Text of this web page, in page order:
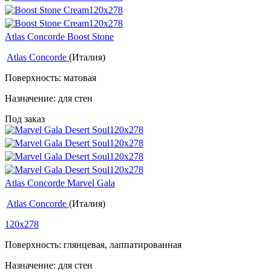
Atlas Concorde Boost Stone
Atlas Concorde (Италия)
Поверхность: матовая
Назначение: для стен
Под заказ
Atlas Concorde Marvel Gala
Atlas Concorde (Италия)
120x278
Поверхность: глянцевая, лаппатированная
Назначение: для стен